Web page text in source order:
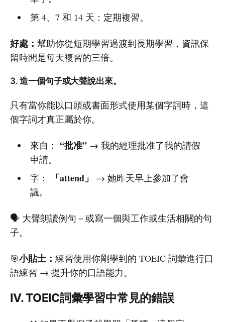
第 4、7 和 14 天：定期複習。
好處： 幫助你從短期學習過渡到長期學習，資訊保
留時間是每天複習的三倍。
3. 造一個句子或大聲說出來。
只有當你能以口頭或書面形式使用某個字詞時，這
個字詞才真正屬於你。
來自： “批准”→ 我的經理批准了我的請假
申請。
字：
「attend」
→ 她昨天早上參加了會
議。
🗣️ 大聲朗讀例句－或寫一個與工作或生活相關的句
子。
🎯小貼士： 練習使用你剛學到的 TOEIC 詞彙進行口
語練習 → 提升你的口語能力。
IV. TOEIC詞彙學習中常見的錯誤